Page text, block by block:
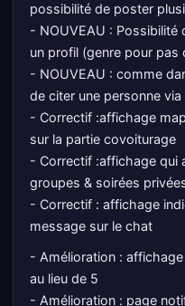
possibilité de poster
- NOUVEAU :
un profil (genre pour pas
- NOUVEAU : comme
de citer une personne via
- Correctif :affichage
sur la partie covoiturage
- Correctif :affichage qui
groupes & soirées
- Correctif : affichage
message sur le chat
- Amélioration :
au lieu de 5
- Amélioration : page